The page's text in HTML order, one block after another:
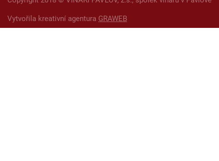
Vytvořila kreativní agentura GRAWEB